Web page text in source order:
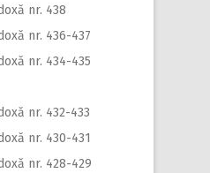
nr. 438
nr. 436-437
nr. 434-435
nr. 432-433
nr. 430-431
nr. 428-429